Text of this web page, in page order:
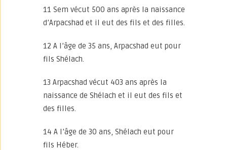
11 Sem vécut 500 ans après la naissance
d’Arpacshad et il eut des fils et des filles.
12 A l’âge de 35 ans, Arpacshad eut pour
fils Shélach.
13 Arpacshad vécut 403 ans après la
naissance de Shélach et il eut des fils et
des filles.
14 A l’âge de 30 ans, Shélach eut pour
fils Héber.